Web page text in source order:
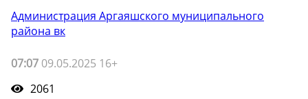
Администрация Аргаяшского муниципального
района вк
07:07 09.05.2025 16+
2061